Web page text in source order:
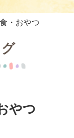
・おやつ
やつ